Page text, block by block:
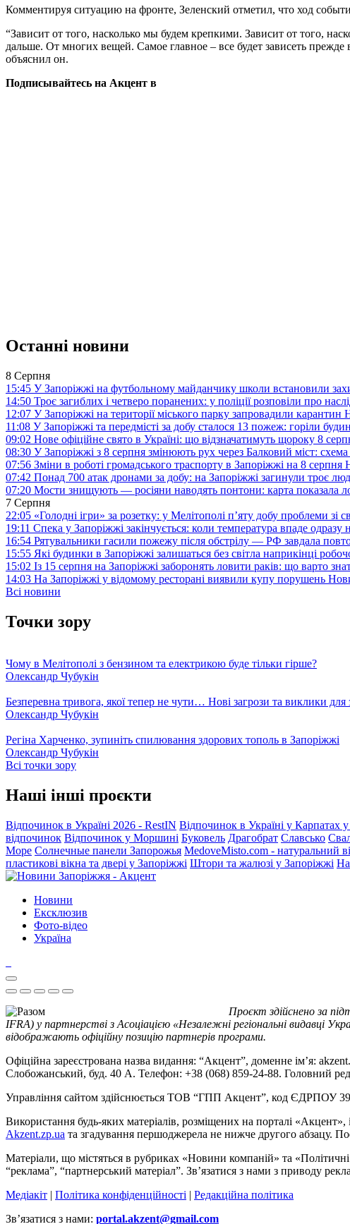
Комментируя ситуацию на фронте, Зеленский отметил, что ход
“Зависит от того, насколько мы будем крепкими. Зависит от того,
дальше. От многих вещей. Самое главное – все будет зависеть
объяснил он.
Подписывайтесь на Акцент в
Останні новини
8 Серпня
15:45 У Запоріжжі на футбольному майданчику школи встановили
14:50 Троє загиблих і четверо поранених: у поліції розповіли про
12:07 У Запоріжжі на території міського парку запровадили карантин
11:08 У Запоріжжі та передмісті за добу сталося 13 пожеж: горіли
09:02 Нове офіційне свято в Україні: що відзначатимуть щороку 8
08:30 У Запоріжжі з 8 серпня змінюють рух через Балковий міст: схема
07:56 Зміни в роботі громадського траспорту в Запоріжжі на 8 серпня
07:42 Понад 700 атак дронами за добу: на Запоріжжі загинули троє
07:20 Мости знищують — росіяни наводять понтони: карта показала
7 Серпня
22:05 «Голодні ігри» за розетку: у Мелітополі п’яту добу проблеми
19:11 Спека у Запоріжжі закінчується: коли температура впаде одразу
16:54 Рятувальники гасили пожежу після обстрілу — РФ завдала
15:55 Які будинки в Запоріжжі залишаться без світла наприкінці
15:02 Із 15 серпня на Запоріжжі заборонять ловити раків: що варто
14:03 На Запоріжжі у відомому ресторані виявили купу порушень
Всі новини
Точки зору
Чому в Мелітополі з бензином та електрикою буде тільки гірше?
Олександр Чубукін
Безперевна тривога, якої тепер не чути… Нові загрози та виклики для
Олександр Чубукін
Регіна Харченко, зупиніть спилювання здорових тополь в Запоріжжі
Олександр Чубукін
Всі точки зору
Наші інші проєкти
Відпочинок в Україні 2026 - RestIN Відпочинок в Україні у Карпатах
відпочинок Відпочинок у Моршині Буковель Драгобрат Славсько
Море Солнечные панели Запорожья MedoveMisto.com - натуральний
пластикові вікна та двері у Запоріжжі Штори та жалюзі у Запоріжжі
Новини
Ексклюзив
Фото-відео
Україна
Проєкт здійснено за
IFRA) у партнерстві з Асоціацією «Незалежні регіональні видавці
відображають офіційну позицію партнерів програми.
Офіційна зареєстрована назва видання: “Акцент”, доменне ім’я:
Слобожанський, буд. 40 А. Телефон: +38 (068) 859-24-88. Головний
Управління сайтом здійснюється ТОВ “ГПП Акцент”, код ЄДРПОУ
Використання будь-яких матеріалів, розміщених на порталі
Akzent.zp.ua та згадування першоджерела не нижче другого абзацу.
Матеріали, що містяться в рубриках «Новини компаній» та
“реклама”, “партнерський матеріал”. Зв’язатися з нами з приводу
Медіакіт | Політика конфіденційності | Редакційна політика
Зв’язатися з нами: portal.akzent@gmail.com